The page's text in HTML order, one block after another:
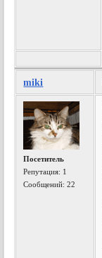
miki
Посетитель
Репутация: 1
Сообщений: 22